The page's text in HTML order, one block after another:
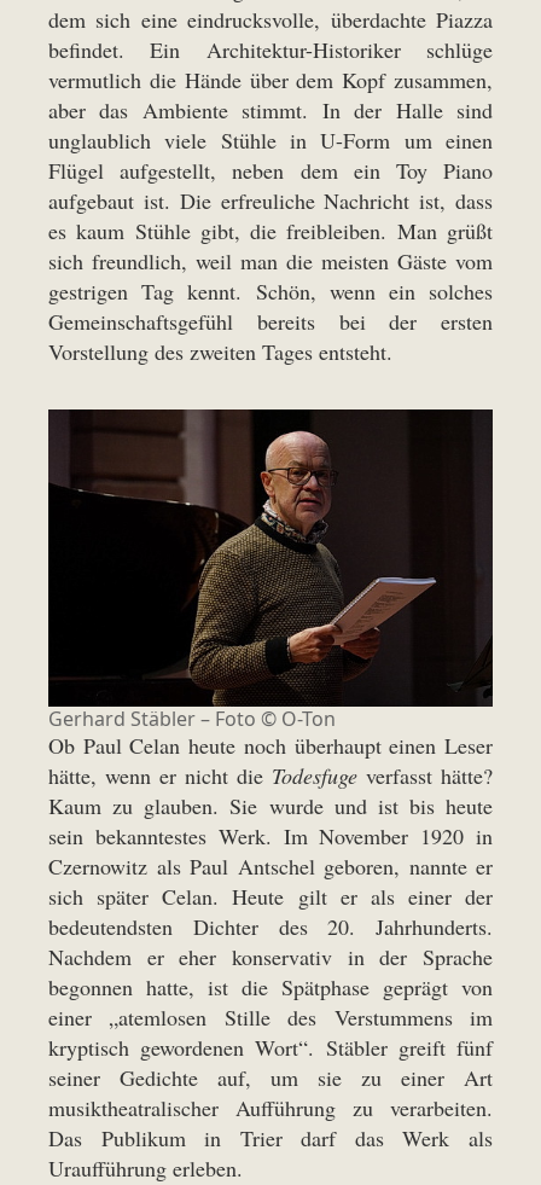
dem sich eine eindrucksvolle, überdachte Piazza
befindet. Ein Architektur-Historiker schlüge
vermutlich die Hände über dem Kopf zusammen,
aber das Ambiente stimmt. In der Halle sind
unglaublich viele Stühle in U-Form um einen
Flügel aufgestellt, neben dem ein Toy Piano
aufgebaut ist. Die erfreuliche Nachricht ist, dass
es kaum Stühle gibt, die freibleiben. Man grüßt
sich freundlich, weil man die meisten Gäste vom
gestrigen Tag kennt. Schön, wenn ein solches
Gemeinschaftsgefühl bereits bei der ersten
Vorstellung des zweiten Tages entsteht.
Gerhard Stäbler – Foto © O-Ton
Ob Paul Celan heute noch überhaupt einen Leser
hätte, wenn er nicht die Todesfuge verfasst hätte?
Kaum zu glauben. Sie wurde und ist bis heute
sein bekanntestes Werk. Im November 1920 in
Czernowitz als Paul Antschel geboren, nannte er
sich später Celan. Heute gilt er als einer der
bedeutendsten Dichter des 20. Jahrhunderts.
Nachdem er eher konservativ in der Sprache
begonnen hatte, ist die Spätphase geprägt von
einer „atemlosen Stille des Verstummens im
kryptisch gewordenen Wort“. Stäbler greift fünf
seiner Gedichte auf, um sie zu einer Art
musiktheatralischer Aufführung zu verarbeiten.
Das Publikum in Trier darf das Werk als
Uraufführung erleben.